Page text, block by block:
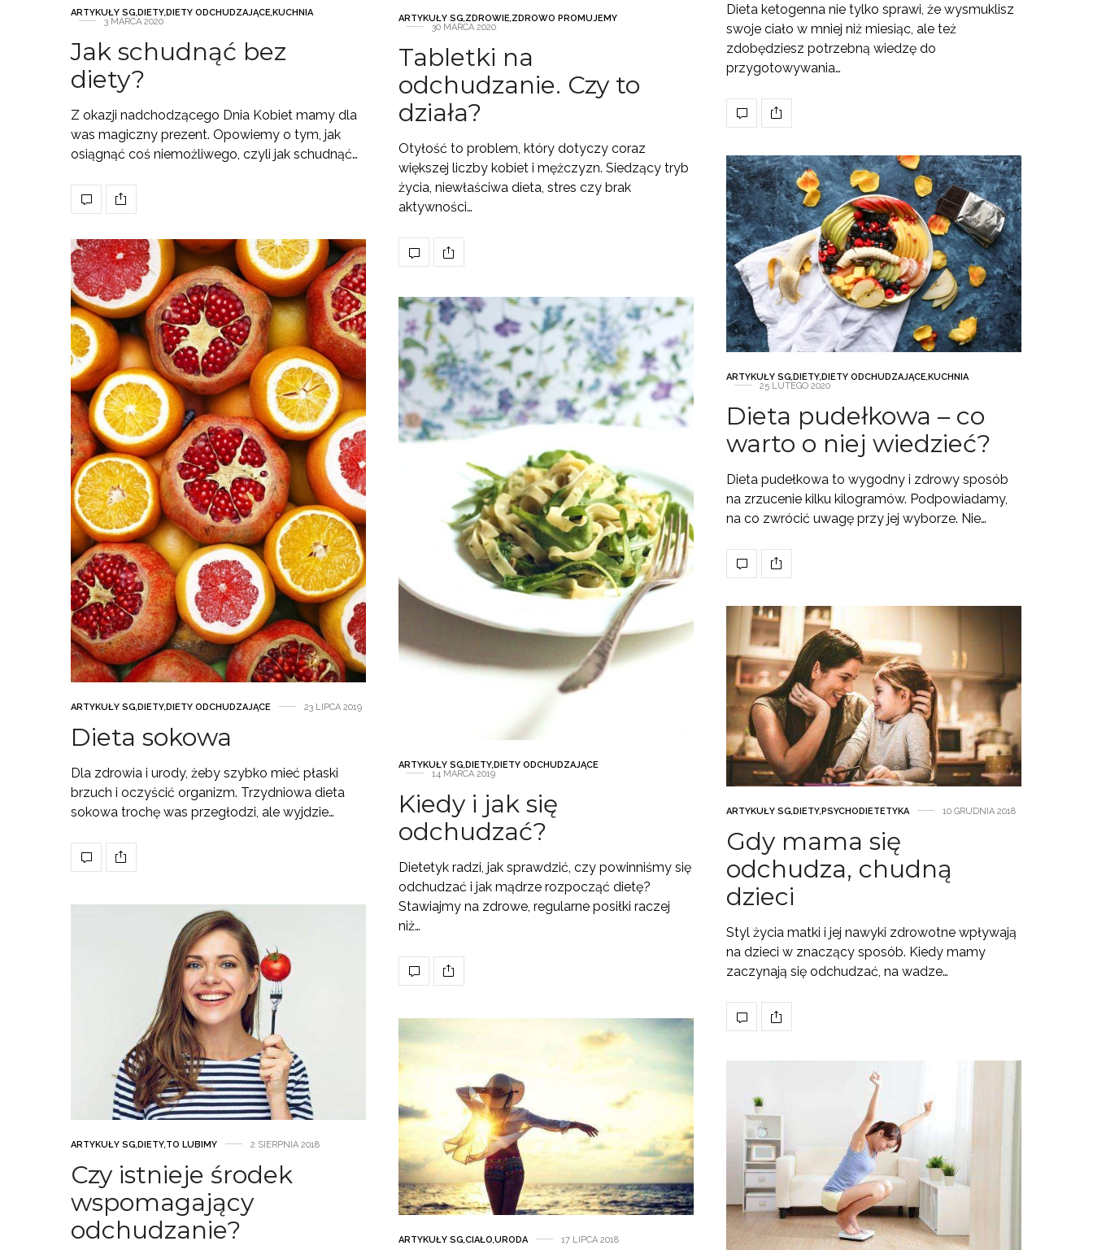
Dieta ketogenna nie tylko sprawi, że wysmuklisz
swoje ciało w mniej niż miesiąc, ale też
zdobędziesz potrzebną wiedzę do
przygotowywania…
ARTYKUŁY SG,ZDROWIE,ZDROWO PROMUJEMY
30 MARCA 2020
Tabletki na
odchudzanie. Czy to
działa?
Otyłość to problem, który dotyczy coraz
większej liczby kobiet i mężczyzn. Siedzący tryb
życia, niewłaściwa dieta, stres czy brak
aktywności…
ARTYKUŁY SG,DIETY,DIETY ODCHUDZAJĄCE,KUCHNIA
3 MARCA 2020
Jak schudnąć bez
diety?
Z okazji nadchodzącego Dnia Kobiet mamy dla
was magiczny prezent. Opowiemy o tym, jak
osiągnąć coś niemożliwego, czyli jak schudnąć…
ARTYKUŁY SG,DIETY,DIETY ODCHUDZAJĄCE,KUCHNIA
25 LUTEGO 2020
Dieta pudełkowa – co
warto o niej wiedzieć?
Dieta pudełkowa to wygodny i zdrowy sposób
na zrzucenie kilku kilogramów. Podpowiadamy,
na co zwrócić uwagę przy jej wyborze. Nie…
ARTYKUŁY SG,DIETY,DIETY ODCHUDZAJĄCE 23 LIPCA 2019
Dieta sokowa
Dla zdrowia i urody, żeby szybko mieć płaski
brzuch i oczyścić organizm. Trzydniowa dieta
sokowa trochę was przegłodzi, ale wyjdzie…
ARTYKUŁY SG,DIETY,DIETY ODCHUDZAJĄCE
14 MARCA 2019
Kiedy i jak się
odchudzać?
Dietetyk radzi, jak sprawdzić, czy powinniśmy się
odchudzać i jak mądrze rozpocząć dietę?
Stawiajmy na zdrowe, regularne posiłki raczej
niż…
ARTYKUŁY SG,DIETY,PSYCHODIETETYKA 10 GRUDNIA 2018
Gdy mama się
odchudza, chudną
dzieci
Styl życia matki i jej nawyki zdrowotne wpływają
na dzieci w znaczący sposób. Kiedy mamy
zaczynają się odchudzać, na wadze…
ARTYKUŁY SG,DIETY,TO LUBIMY 2 SIERPNIA 2018
Czy istnieje środek
wspomagający
odchudzanie?
ARTYKUŁY SG,CIAŁO,URODA 17 LIPCA 2018